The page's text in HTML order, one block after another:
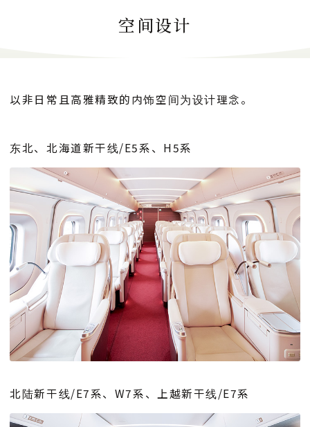
空间设计
以非日常且高雅精致的内饰空间为设计理念。
东北、北海道新干线/E5系、H5系
北陆新干线/E7系、W7系、上越新干线/E7系